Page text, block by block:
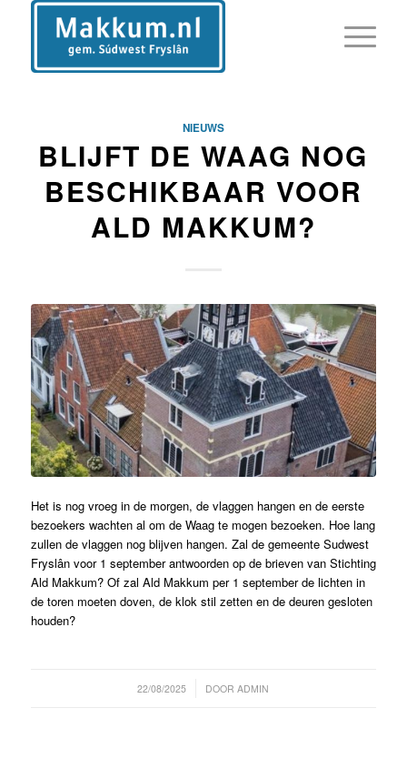
NIEUWS
BLIJFT DE WAAG NOG
BESCHIKBAAR VOOR
ALD MAKKUM?
Het is nog vroeg in de morgen, de vlaggen hangen en de eerste
bezoekers wachten al om de Waag te mogen bezoeken. Hoe lang
zullen de vlaggen nog blijven hangen. Zal de gemeente Sudwest
Fryslân voor 1 september antwoorden op de brieven van Stichting
Ald Makkum? Of zal Ald Makkum per 1 september de lichten in
de toren moeten doven, de klok stil zetten en de deuren gesloten
houden?
22/08/2025
/ DOORADMIN